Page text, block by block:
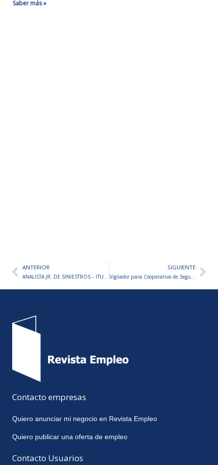
Saber más »
AntANTERIOR
ANALISTA JR. DE SINIESTROS – ITUZAINGO
SIGUIENTE
Vigilador para Cooperativa de Seguridad
Contacto empresas
Quiero anunciar mi negocio en Revista Empleo
Quiero publicar una oferta de empleo
Contacto Usuarios